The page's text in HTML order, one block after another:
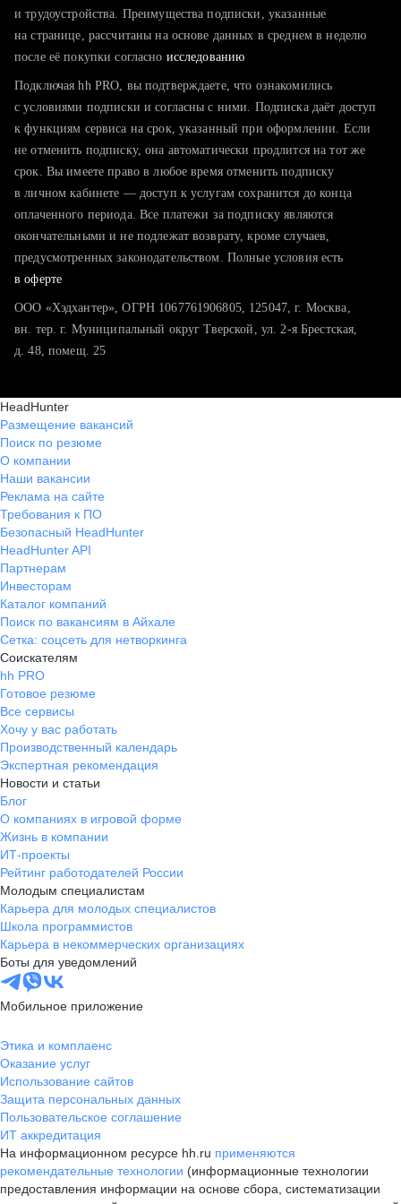
тратите много времени на поиск и вручную поднимаете
хотите сравнить себя с конкурентами и оценить шансы
и трудоустройства. Преимущества подписки, указанные
на странице, рассчитаны на основе данных в среднем в неделю
после её покупки согласно исследованию
Подключая hh PRO, вы подтверждаете, что ознакомились
с условиями подписки и согласны с ними. Подписка даёт доступ
к функциям сервиса на срок, указанный при оформлении. Если
не отменить подписку, она автоматически продлится на тот же
срок. Вы имеете право в любое время отменить подписку
в личном кабинете — доступ к услугам сохранится до конца
оплаченного периода. Все платежи за подписку являются
окончательными и не подлежат возврату, кроме случаев,
предусмотренных законодательством. Полные условия есть
в оферте
ООО «Хэдхантер», ОГРН 1067761906805, 125047, г. Москва,
вн. тер. г. Муниципальный округ Тверской, ул. 2-я Брестская,
д. 48, помещ. 25
HeadHunter
Размещение вакансий
Поиск по резюме
О компании
Наши вакансии
Реклама на сайте
Требования к ПО
Безопасный HeadHunter
HeadHunter API
Партнерам
Инвесторам
Каталог компаний
Поиск по вакансиям в Айхале
Сетка: соцсеть для нетворкинга
Соискателям
hh PRO
Готовое резюме
Все сервисы
Хочу у вас работать
Производственный календарь
Экспертная рекомендация
Новости и статьи
Блог
О компаниях в игровой форме
Жизнь в компании
ИТ-проекты
Рейтинг работодателей России
Молодым специалистам
Карьера для молодых специалистов
Школа программистов
Карьера в некоммерческих организациях
Боты для уведомлений
Мобильное приложение
Этика и комплаенс
Оказание услуг
Использование сайтов
Защита персональных данных
Пользовательское соглашение
ИТ аккредитация
На информационном ресурсе hh.ru применяются
рекомендательные технологии (информационные технологии
предоставления информации на основе сбора, систематизации